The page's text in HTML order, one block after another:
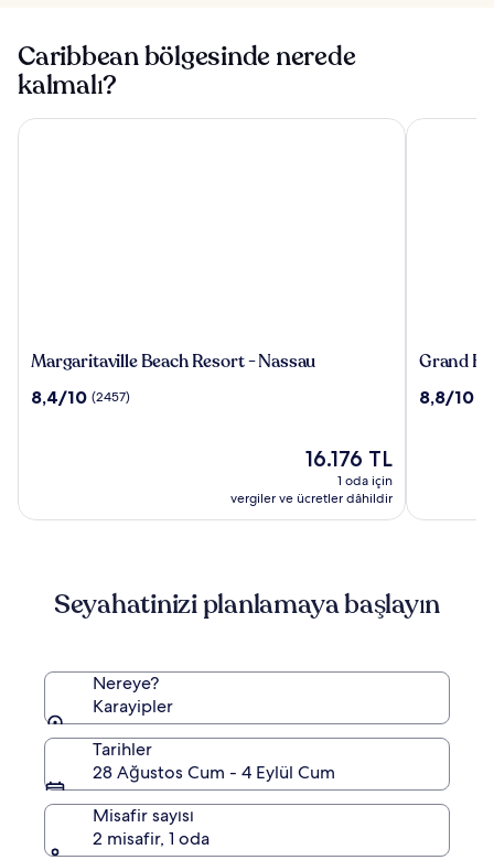
Caribbean bölgesinde nerede
kalmalı?
Margaritaville
Resort
Margaritaville Beach Resort - Nassau
10
8,4/10 (2457)
Güncel
fiyat:
16.176 TL
16.176 TL
1 oda için
vergiler ve ücretler dâhildir
Margaritaville Beach Resort - Nassau
Grand
Baha
Grand
10
8,8/10
Grand
Seyahatinizi planlamaya başlayın
Nereye?
Karayipler
Tarihler
28 Ağustos Cum - 4 Eylül Cum
Misafir sayısı
2 misafir, 1 oda